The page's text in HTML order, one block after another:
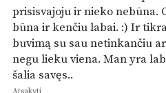
prisisvajoju ir nieko nebūna.
būna ir kenčiu labai. :) Ir
buvimą su sau netinkančiu
negu lieku viena. Man yra
šalia savęs..